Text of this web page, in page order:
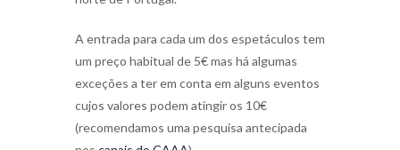
A entrada para cada um dos espetáculos tem
um preço habitual de 5€ mas há algumas
exceções a ter em conta em alguns eventos
cujos valores podem atingir os 10€
(recomendamos uma pesquisa antecipada